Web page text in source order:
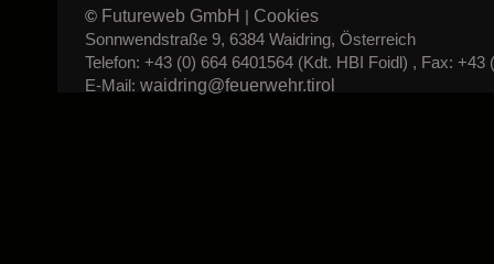
© Futureweb GmbH | Cookies
Sonnwendstraße 9, 6384 Waidring, Österreich
Telefon: +43 (0) 664 6401564 (Kdt. HBI Foidl) , Fax: +43
E-Mail: waidring@feuerwehr.tirol